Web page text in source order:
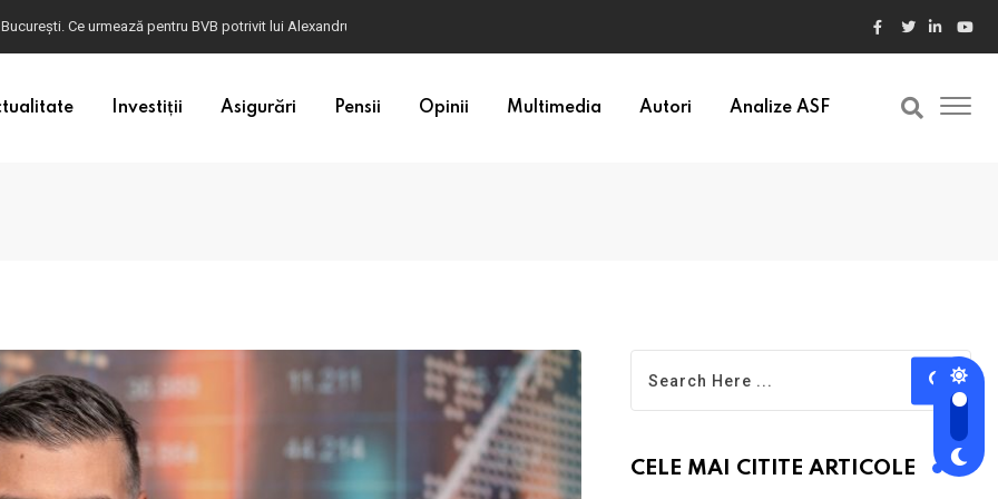
Ce urmează pentru BVB potrivit lui Alexandru Petrescu
Investiții Asigurări Pensii Opinii Multimedia Autori Analize ASF
CELE MAI CITITE ARTICOLE